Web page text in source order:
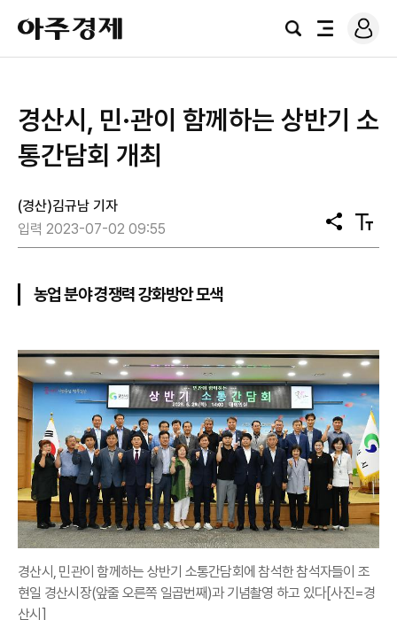
아
주
경
검
전
로
그
경산시, 민·관이 함께하는 상반기 소
통간담회 개최
(경산)김규남 기자
입력 2023-07-02 09:55
공
유
텍
스
농업 분야 경쟁력 강화방안 모색
경산시, 민관이 함께하는 상반기 소통간담회에 참석한 참석자들이 조
현일 경산시장(앞줄 오른쪽 일곱번째)과 기념촬영 하고 있다[사진=경
산시]